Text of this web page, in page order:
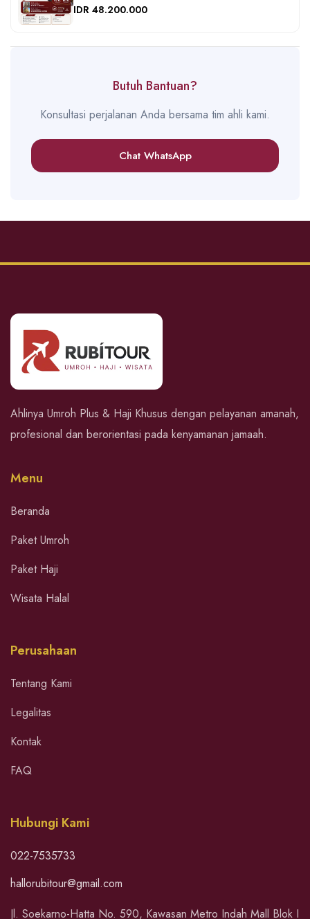
IDR 48.200.000
Butuh Bantuan?
Konsultasi perjalanan Anda bersama tim ahli kami.
Chat WhatsApp
Ahlinya Umroh Plus & Haji Khusus dengan pelayanan amanah,
profesional dan berorientasi pada kenyamanan jamaah.
Menu
Beranda
Paket Umroh
Paket Haji
Wisata Halal
Perusahaan
Tentang Kami
Legalitas
Kontak
FAQ
Hubungi Kami
022-7535733
hallorubitour@gmail.com
Jl. Soekarno-Hatta No. 590, Kawasan Metro Indah Mall Blok I